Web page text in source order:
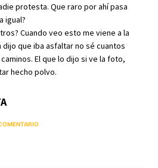
protesta. Que raro por ahí pasa
igual?
Cuando veo esto me viene a la
que iba asfaltar no sé cuantos
El que lo dijo si ve la foto,
hecho polvo.